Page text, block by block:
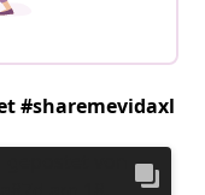
#sharemevidaxl